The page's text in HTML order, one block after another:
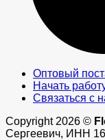
Оптовый
Начать
Связаться с
Copyright 2026 ©
Сергеевич, ИНН